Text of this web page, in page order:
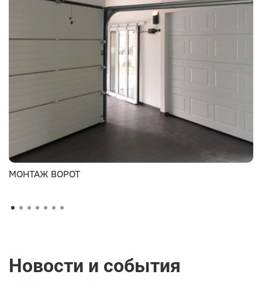
МОНТАЖ ВОРОТ
Новости и события